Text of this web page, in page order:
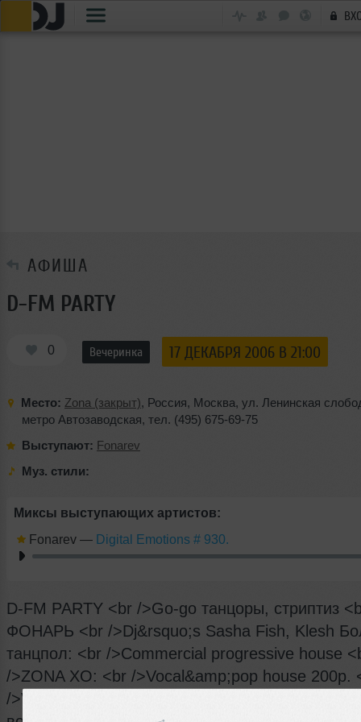
АФИША
D-FM PARTY
0 Вечеринка 17 ДЕКАБРЯ 2006 В 21:00
Место: Zona (закрыт), Россия, Москва, ул. Ленинская
метро Автозаводская, тел. (495) 675-69-75
Выступают: Fonarev
Муз. стили:
Миксы выступающих артистов:
Fonarev — Digital Emotions # 930.
D-FM PARTY <br />Go-go танцоры, стриптиз
ФОНАРЬ <br />Dj&rsquo;s Sasha Fish, Klesh
танцпол: <br />Commercial progressive house
/>ZONA XO: <br />Vocal&amp;pop house 200р.
/>VIP 250р. <br />Вход по пригласительным